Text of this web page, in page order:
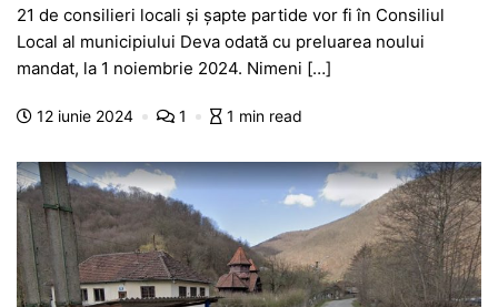
c
e
b
o
k
at
s
A
p
s
s
e
g
er
itt
er
e
gr
a
s
s
a
e
ta
je
ă
21 de consilieri locali și șapte partide vor fi în Consiliul
Local al municipiului Deva odată cu preluarea noului
mandat, la 1 noiembrie 2024. Nimeni […]
12 iunie 2024 1 1 min read